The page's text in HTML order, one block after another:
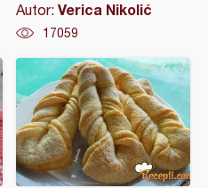
Autor: Verica Nikolić
17059